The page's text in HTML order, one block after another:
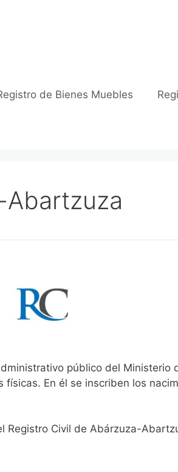
de Bienes Muebles
público del
En él se inscriben los
Registro Civil de Abárzuza-